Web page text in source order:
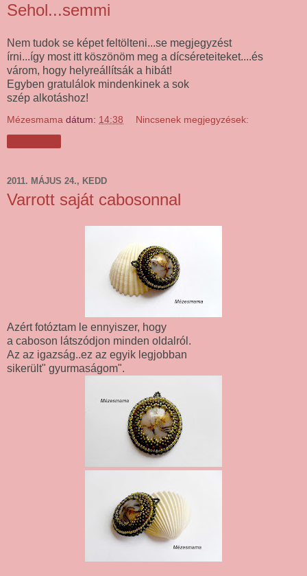
Sehol...semmi
Nem tudok se képet feltölteni...se megjegyzést
írni...így most itt köszönöm meg a dícséreteiteket....és
várom, hogy helyreállítsák a hibát!
Egyben gratulálok mindenkinek a sok
szép alkotáshoz!
Mézesmama dátum: 14:38 Nincsenek megjegyzések:
2011. MÁJUS 24., KEDD
Varrott saját cabosonnal
Azért fotóztam le ennyiszer, hogy
a caboson látszódjon minden oldalról.
Az az igazság..ez az egyik legjobban
sikerült" gyurmaságom".